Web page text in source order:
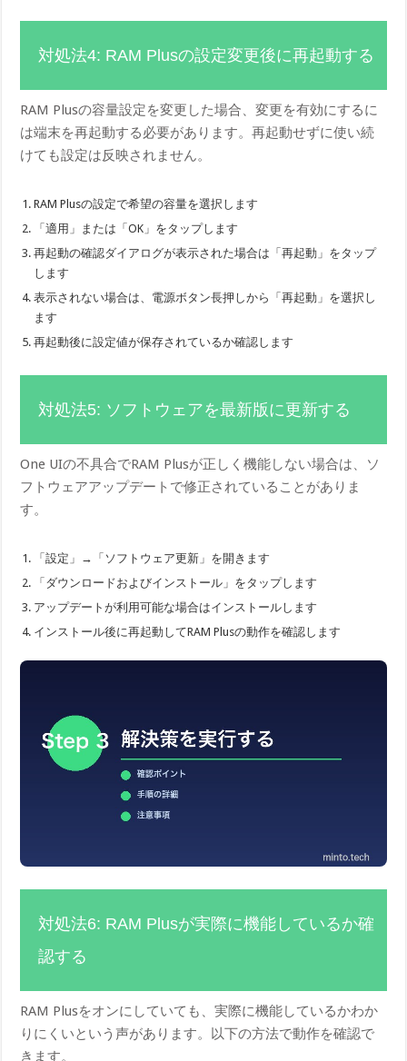
対処法4: RAM Plusの設定変更後に再起動する
RAM Plusの容量設定を変更した場合、変更を有効にするに
は端末を再起動する必要があります。再起動せずに使い続
けても設定は反映されません。
RAM Plusの設定で希望の容量を選択します
「適用」または「OK」をタップします
再起動の確認ダイアログが表示された場合は「再起動」をタップ
します
表示されない場合は、電源ボタン長押しから「再起動」を選択し
ます
再起動後に設定値が保存されているか確認します
対処法5: ソフトウェアを最新版に更新する
One UIの不具合でRAM Plusが正しく機能しない場合は、ソ
フトウェアアップデートで修正されていることがありま
す。
「設定」→「ソフトウェア更新」を開きます
「ダウンロードおよびインストール」をタップします
アップデートが利用可能な場合はインストールします
インストール後に再起動してRAM Plusの動作を確認します
対処法6: RAM Plusが実際に機能しているか確
認する
RAM Plusをオンにしていても、実際に機能しているかわか
りにくいという声があります。以下の方法で動作を確認で
きます。